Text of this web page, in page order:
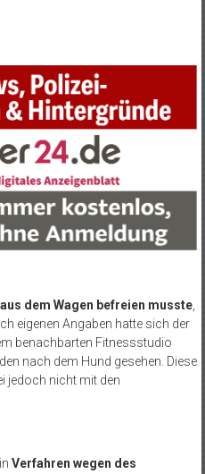
dem Wagen befreien musste,
eigenen Angaben hatte sich der
benachbarten Fitnessstudio
nach dem Hund gesehen. Diese
jedoch nicht mit den
Verfahren wegen des